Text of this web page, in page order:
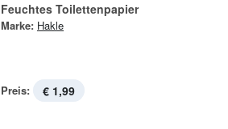
Feuchtes Toilettenpapier
Marke: Hakle
Preis: € 1,99